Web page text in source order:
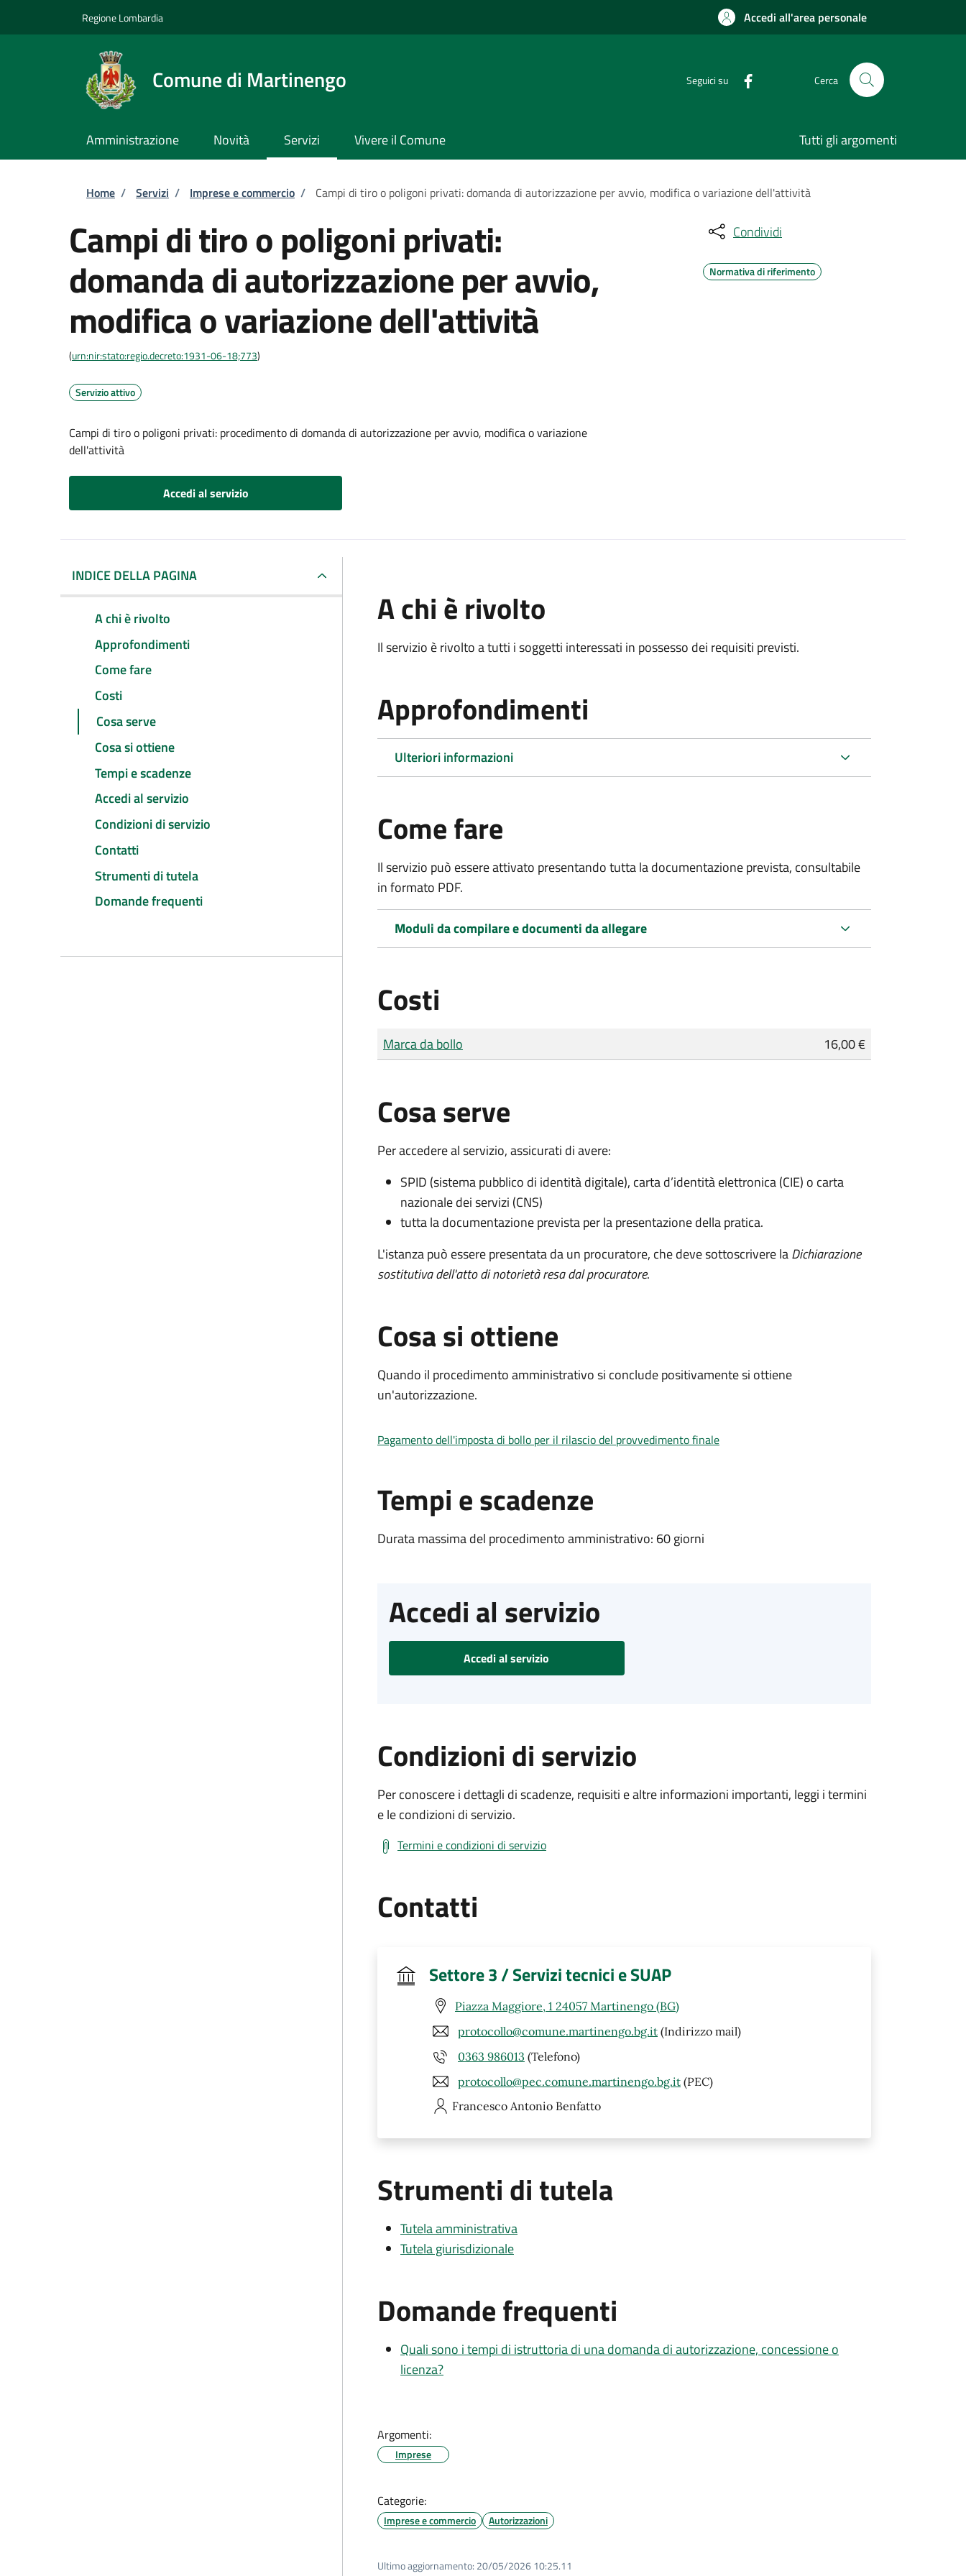
Regione Lombardia Accedi all'area personale
Comune di Martinengo Seguici su Cerca
Amministrazione Novità Servizi Vivere il Comune Tutti gli argomenti
Briciole di pane
Home / Servizi / Imprese e commercio / Campi di tiro o poligoni privati: domanda di autorizzazione per avvio, modifica o variazione dell'attività
Campi di tiro o poligoni privati:
domanda di autorizzazione per avvio,
modifica o variazione dell'attività
(urn:nir:stato:regio.decreto:1931-06-18;773)
Servizio attivo
Campi di tiro o poligoni privati: procedimento di domanda di autorizzazione per avvio, modifica o variazione
dell'attività
Accedi al servizio
Condividi
Normativa di riferimento
INDICE DELLA PAGINA
A chi è rivolto
Approfondimenti
Come fare
Costi
Cosa serve
Cosa si ottiene
Tempi e scadenze
Accedi al servizio
Condizioni di servizio
Contatti
Strumenti di tutela
Domande frequenti
A chi è rivolto
Il servizio è rivolto a tutti i soggetti interessati in possesso dei requisiti previsti.
Approfondimenti
Ulteriori informazioni
Come fare
Il servizio può essere attivato presentando tutta la documentazione prevista, consultabile
in formato PDF.
Moduli da compilare e documenti da allegare
Costi
Tipo di pagamento
Importo
Marca da bollo 16,00 €
Cosa serve
Per accedere al servizio, assicurati di avere:
SPID (sistema pubblico di identità digitale), carta d’identità elettronica (CIE) o carta
nazionale dei servizi (CNS)
tutta la documentazione prevista per la presentazione della pratica.
L'istanza può essere presentata da un procuratore, che deve sottoscrivere laDichiarazione
sostitutiva dell'atto di notorietà resa dal procuratore.
Cosa si ottiene
Quando il procedimento amministrativo si conclude positivamente si ottiene
un'autorizzazione.
Pagamento dell'imposta di bollo per il rilascio del provvedimento finale
Tempi e scadenze
Durata massima del procedimento amministrativo: 60 giorni
Accedi al servizio
Accedi al servizio
Condizioni di servizio
Per conoscere i dettagli di scadenze, requisiti e altre informazioni importanti, leggi i termini
e le condizioni di servizio.
Termini e condizioni di servizio
Contatti
Settore 3 / Servizi tecnici e SUAP
Piazza Maggiore, 1 24057 Martinengo (BG)
protocollo@comune.martinengo.bg.it (Indirizzo mail)
0363 986013 (Telefono)
protocollo@pec.comune.martinengo.bg.it (PEC)
Francesco Antonio Benfatto
Strumenti di tutela
Tutela amministrativa
Tutela giurisdizionale
Domande frequenti
Quali sono i tempi di istruttoria di una domanda di autorizzazione, concessione o
licenza?
Argomenti:
Imprese
Categorie:
Imprese e commercio Autorizzazioni
Ultimo aggiornamento: 20/05/2026 10:25.11